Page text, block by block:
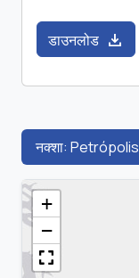
डाउनलोड download
नक्शा: Petrópolis
+
−